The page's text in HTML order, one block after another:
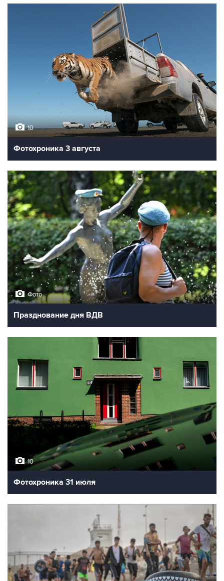
10
Фотохроника 3 августа
Фото
Празднование дня ВДВ
10
Фотохроника 31 июля